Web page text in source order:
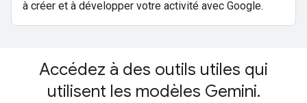
à créer et à développer votre activité avec Google.
Accédez à des outils utiles qui
utilisent les modèles Gemini.